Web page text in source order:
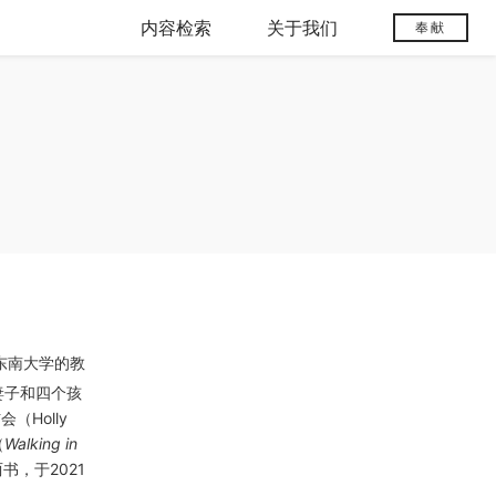
内容检索 关于我们 奉献
南大学的教
和四个孩
（Holly
Walking in
，于2021